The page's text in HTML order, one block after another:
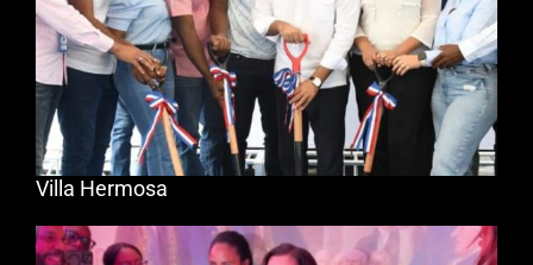
Villa Hermosa